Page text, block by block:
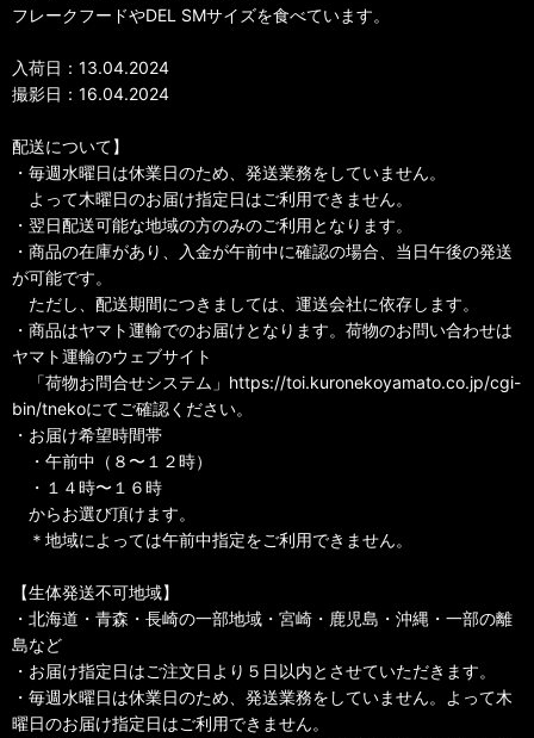
フレークフードやDEL SMサイズを食べています。
入荷日：13.04.2024
撮影日：16.04.2024
配送について】
・毎週水曜日は休業日のため、発送業務をしていません。
よって木曜日のお届け指定日はご利用できません。
・翌日配送可能な地域の方のみのご利用となります。
・商品の在庫があり、入金が午前中に確認の場合、当日午後の発送
が可能です。
ただし、配送期間につきましては、運送会社に依存します。
・商品はヤマト運輸でのお届けとなります。荷物のお問い合わせは
ヤマト運輸のウェブサイト
「荷物お問合せシステム」https://toi.kuronekoyamato.co.jp/cgi-
bin/tnekoにてご確認ください。
・お届け希望時間帯
・午前中（８〜１２時）
・１４時〜１６時
からお選び頂けます。
＊地域によっては午前中指定をご利用できません。
【生体発送不可地域】
・北海道・青森・長崎の一部地域・宮崎・鹿児島・沖縄・一部の離
島など
・お届け指定日はご注文日より５日以内とさせていただきます。
・毎週水曜日は休業日のため、発送業務をしていません。よって木
曜日のお届け指定日はご利用できません。